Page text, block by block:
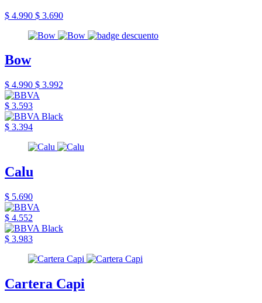
$ 4.990 $ 3.690
Bow
$ 4.990 $ 3.992
$ 3.593
$ 3.394
Calu
$ 5.690
$ 4.552
$ 3.983
Cartera Capi